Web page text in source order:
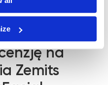
na
Zemits